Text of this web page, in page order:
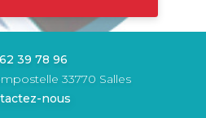
39 78 96
33770 Salles
nous